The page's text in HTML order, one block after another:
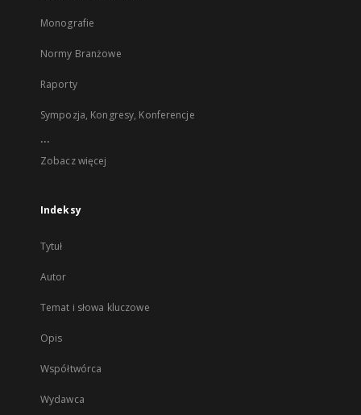
Monografie
Normy Branżowe
Raporty
Sympozja, Kongresy, Konferencje
...
Zobacz więcej
Indeksy
Tytuł
Autor
Temat i słowa kluczowe
Opis
Współtwórca
Wydawca